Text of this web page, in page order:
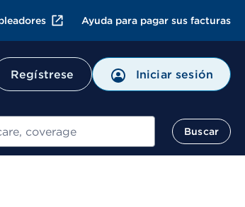
Ayuda para pagar sus facturas
Regístrese Iniciar sesión
Buscar